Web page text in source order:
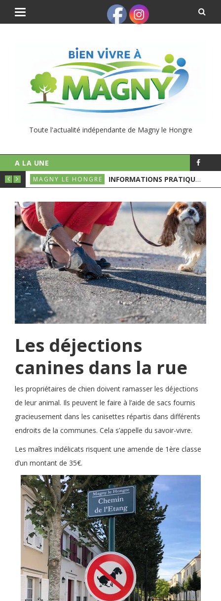
Toute l'actualité indépendante de Magny le Hongre
A LA UNE
MAGNY LE HONGRE INFORMATIONS PRATIQUES POUR LE 1ER TOURS DES ÉLECTIONS MUNICIPALES
Les déjections
canines dans la rue
les propriétaires de chien doivent ramasser les déjections
de leur animal. Ils peuvent le faire à l’aide de sacs fournis
gracieusement dans les canisettes répartis dans différents
endroits de la communes. Cela s’appelle du savoir-vivre.
Les maîtres indélicats risquent une amende de 1ère classe
d’un montant de 35€.